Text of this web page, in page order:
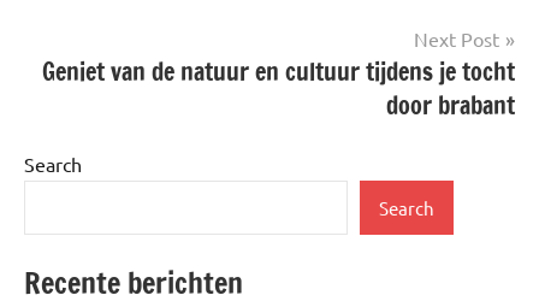
Next Post
Geniet van de natuur en cultuur tijdens je tocht
door brabant
Search
Search
Recente berichten